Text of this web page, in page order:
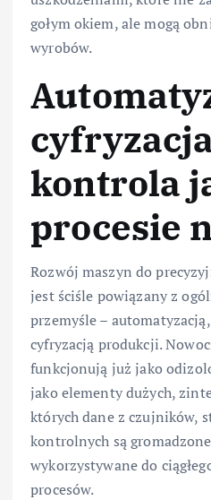
gołym okiem, ale mogą
wyrobów.
kontrola
procesie
Rozwój maszyn do
jest ściśle powiązany z
przemyśle –
cyfryzacją produkcji.
funkcjonują już jako
jako elementy dużych,
których dane z czujników,
kontrolnych są
wykorzystywane do
procesów.